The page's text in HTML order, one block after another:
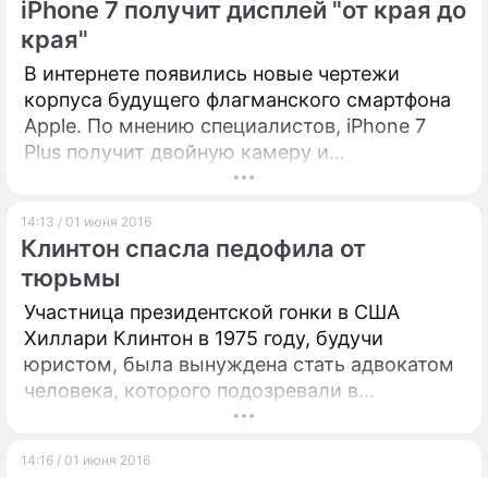
Центра прогнозирования и психологии
"АструС" Юлия Самоделова..
iPhone 7 получит дисплей "от края до
края"
В интернете появились новые чертежи
корпуса будущего флагманского смартфона
Apple. По мнению специалистов, iPhone 7
Plus получит двойную камеру и
SmartConnector, а также дисплей "от края
14:13 / 01 июня 2016
Клинтон спасла педофила от
тюрьмы
Участница президентской гонки в США
Хиллари Клинтон в 1975 году, будучи
юристом, была вынуждена стать адвокатом
человека, которого подозревали в
педофилии. Дело она выиграла.
14:16 / 01 июня 2016